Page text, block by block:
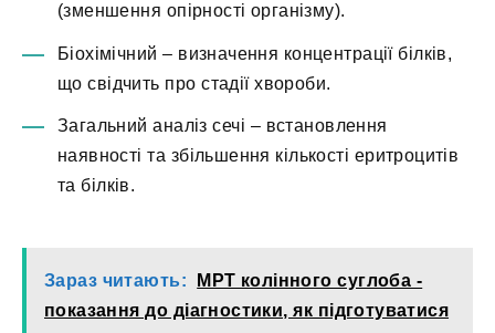
(зменшення опірності організму).
Біохімічний – визначення концентрації білків,
що свідчить про стадії хвороби.
Загальний аналіз сечі – встановлення
наявності та збільшення кількості еритроцитів
та білків.
Зараз читають:
МРТ колінного суглоба -
показання до діагностики, як підготуватися